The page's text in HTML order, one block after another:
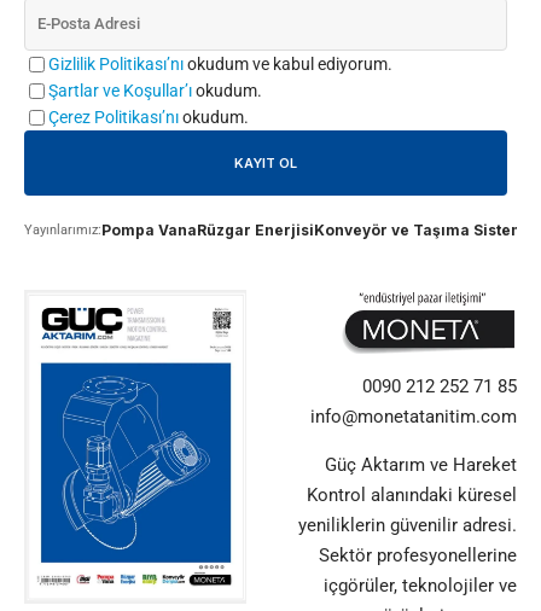
Gizlilik Politikası’nıokudum ve kabul ediyorum.
Şartlar ve Koşullar’ıokudum.
Çerez Politikası’nıokudum.
Yayınlarımız:Pompa VanaRüzgar EnerjisiKonveyör ve Taşıma
0090 212 252 71 85
info@monetatanitim.com
Güç Aktarım ve Hareket
Kontrol alanındaki küresel
yeniliklerin güvenilir adresi.
Sektör profesyonellerine
içgörüler, teknolojiler ve